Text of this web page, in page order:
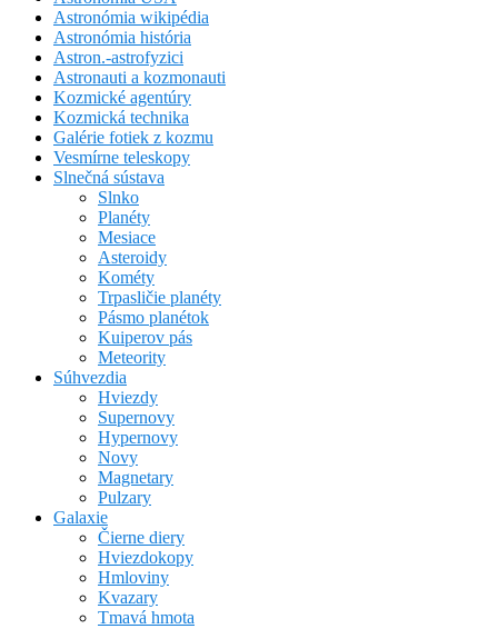
Astronómia wikipédia
Astronómia história
Astron.-astrofyzici
Astronauti a kozmonauti
Kozmické agentúry
Kozmická technika
Galérie fotiek z kozmu
Vesmírne teleskopy
Slnečná sústava
Slnko
Planéty
Mesiace
Asteroidy
Kométy
Trpasličie planéty
Pásmo planétok
Kuiperov pás
Meteority
Súhvezdia
Hviezdy
Supernovy
Hypernovy
Novy
Magnetary
Pulzary
Galaxie
Čierne diery
Hviezdokopy
Hmloviny
Kvazary
Tmavá hmota